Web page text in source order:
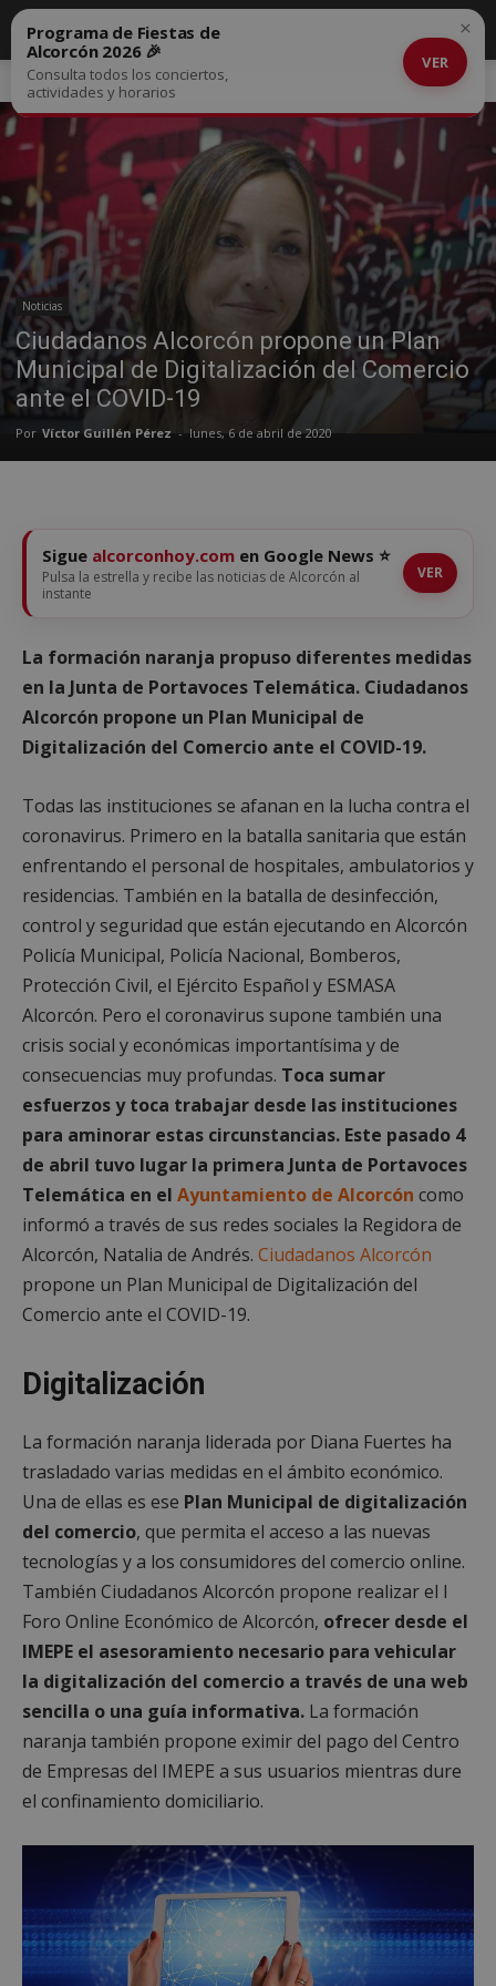
Inicio Noticias
Noticias
Ciudadanos Alcorcón propone un Plan
Municipal de Digitalización del Comercio
ante el COVID-19
Por Víctor Guillén Pérez - lunes, 6 de abril de 2020
Programa de Fiestas de
Alcorcón 2026 🎉
Consulta todos los conciertos,
actividades y horarios
VER
×
Sigue alcorconhoy.com en Google News ⭐
Pulsa la estrella y recibe las noticias de Alcorcón al
instante
VER
La formación naranja propuso diferentes medidas
en la Junta de Portavoces Telemática. Ciudadanos
Alcorcón propone un Plan Municipal de
Digitalización del Comercio ante el COVID-19.
Todas las instituciones se afanan en la lucha contra el
coronavirus. Primero en la batalla sanitaria que están
enfrentando el personal de hospitales, ambulatorios y
residencias. También en la batalla de desinfección,
control y seguridad que están ejecutando en Alcorcón
Policía Municipal, Policía Nacional, Bomberos,
Protección Civil, el Ejército Español y ESMASA
Alcorcón. Pero el coronavirus supone también una
crisis social y económicas importantísima y de
consecuencias muy profundas. Toca sumar
esfuerzos y toca trabajar desde las instituciones
para aminorar estas circunstancias. Este pasado 4
de abril tuvo lugar la primera Junta de Portavoces
Telemática en el Ayuntamiento de Alcorcón como
informó a través de sus redes sociales la Regidora de
Alcorcón, Natalia de Andrés. Ciudadanos Alcorcón
propone un Plan Municipal de Digitalización del
Comercio ante el COVID-19.
Digitalización
La formación naranja liderada por Diana Fuertes ha
trasladado varias medidas en el ámbito económico.
Una de ellas es ese Plan Municipal de digitalización
del comercio, que permita el acceso a las nuevas
tecnologías y a los consumidores del comercio online.
También Ciudadanos Alcorcón propone realizar el I
Foro Online Económico de Alcorcón, ofrecer desde el
IMEPE el asesoramiento necesario para vehicular
la digitalización del comercio a través de una web
sencilla o una guía informativa. La formación
naranja también propone eximir del pago del Centro
de Empresas del IMEPE a sus usuarios mientras dure
el confinamiento domiciliario.